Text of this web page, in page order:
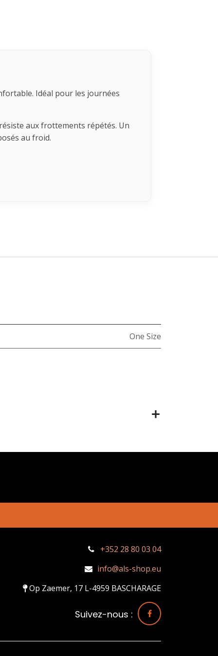
Idéal pour les journées
aux frottements répétés. Un
au froid.
One Size
+352 28 80 03 04
info@als-shop.eu
Op Zaemer, 17 L-4959 BASCHARAGE
Suivez-nous :